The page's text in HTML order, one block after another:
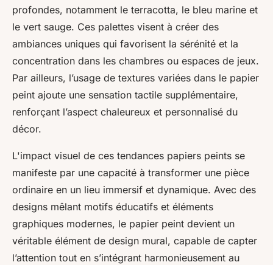
profondes, notamment le terracotta, le bleu marine et
le vert sauge. Ces palettes visent à créer des
ambiances uniques qui favorisent la sérénité et la
concentration dans les chambres ou espaces de jeux.
Par ailleurs, l’usage de textures variées dans le papier
peint ajoute une sensation tactile supplémentaire,
renforçant l’aspect chaleureux et personnalisé du
décor.
L'impact visuel de ces tendances papiers peints se
manifeste par une capacité à transformer une pièce
ordinaire en un lieu immersif et dynamique. Avec des
designs mêlant motifs éducatifs et éléments
graphiques modernes, le papier peint devient un
véritable élément de design mural, capable de capter
l’attention tout en s’intégrant harmonieusement au